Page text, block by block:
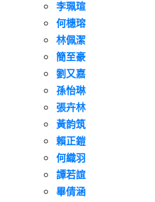
李珮瑄
何橞瑢
林佩潔
簡至豪
劉又嘉
孫怡琳
張卉林
黃韵筑
賴正鎧
何織羽
譚若誼
畢倩涵